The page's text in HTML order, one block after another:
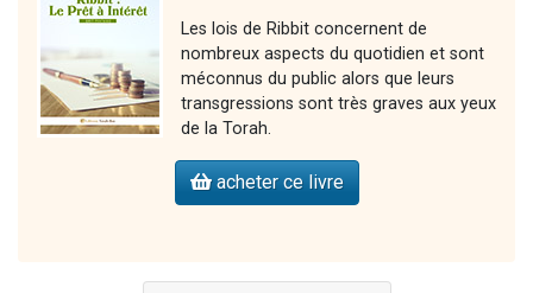
Les lois de Ribbit concernent de
nombreux aspects du quotidien et sont
méconnus du public alors que leurs
transgressions sont très graves aux yeux
de la Torah.
acheter ce livre